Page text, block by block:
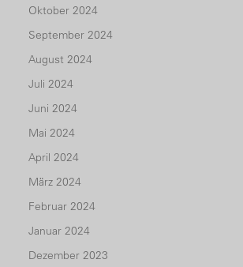
Oktober 2024
September 2024
August 2024
Juli 2024
Juni 2024
Mai 2024
April 2024
März 2024
Februar 2024
Januar 2024
Dezember 2023